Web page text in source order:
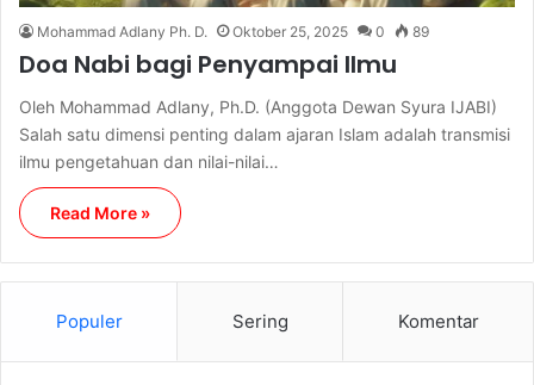
Mohammad Adlany Ph. D. Oktober 25, 2025 0 89
Doa Nabi bagi Penyampai Ilmu
Oleh Mohammad Adlany, Ph.D. (Anggota Dewan Syura IJABI)
Salah satu dimensi penting dalam ajaran Islam adalah transmisi
ilmu pengetahuan dan nilai-nilai…
Read More »
Populer Sering Komentar